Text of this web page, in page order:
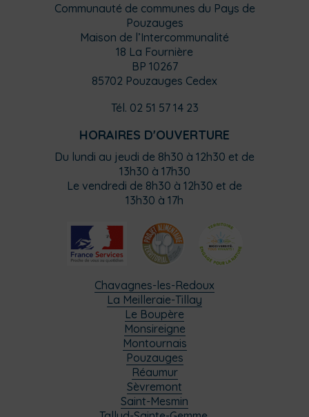
Communauté de communes du Pays de
Pouzauges
Maison de l’Intercommunalité
18 La Fournière
BP 10267
85702 Pouzauges Cedex
Tél. 02 51 57 14 23
HORAIRES D'OUVERTURE
Du lundi au jeudi de 8h30 à 12h30 et de
13h30 à 17h30
Le vendredi de 8h30 à 12h30 et de
13h30 à 17h
Chavagnes-les-Redoux
La Meilleraie-Tillay
Le Boupère
Monsireigne
Montournais
Pouzauges
Réaumur
Sèvremont
Saint-Mesmin